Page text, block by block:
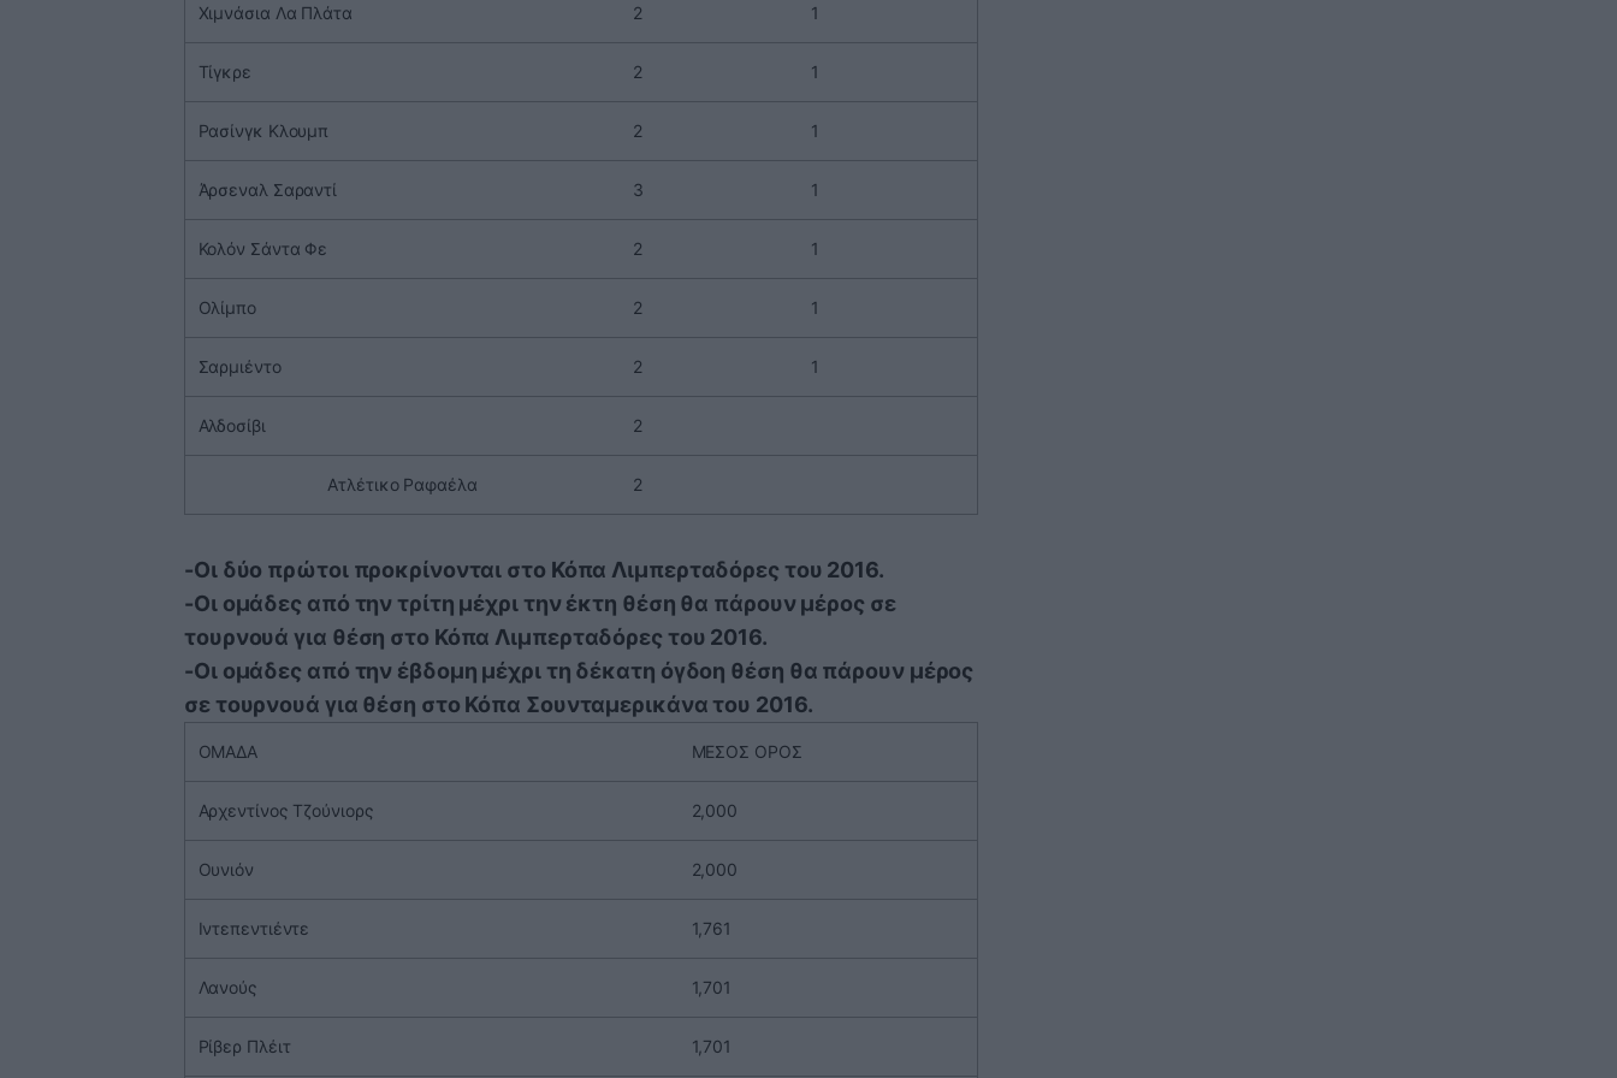
Χιμνάσια Λα Πλάτα 2 1
Τίγκρε 2 1
Ρασίνγκ Κλουμπ 2 1
Άρσεναλ Σαραντί 3 1
Κολόν Σάντα Φε 2 1
Ολίμπο 2 1
Σαρμιέντο 2 1
Αλδοσίβι 2
Ατλέτικο Ραφαέλα 2
-Οι δύο πρώτοι προκρίνονται στο Κόπα Λιμπερταδόρες του 2016.
-Οι ομάδες από την τρίτη μέχρι την έκτη θέση θα πάρουν μέρος σε
τουρνουά για θέση στο Κόπα Λιμπερταδόρες του 2016.
-Οι ομάδες από την έβδομη μέχρι τη δέκατη όγδοη θέση θα πάρουν μέρος
σε τουρνουά για θέση στο Κόπα Σουνταμερικάνα του 2016.
ΟΜΑΔΑ ΜΕΣΟΣ ΟΡΟΣ
Αρχεντίνος Τζούνιορς 2,000
Ουνιόν 2,000
Ιντεπεντιέντε 1,761
Λανούς 1,701
Ρίβερ Πλέιτ 1,701